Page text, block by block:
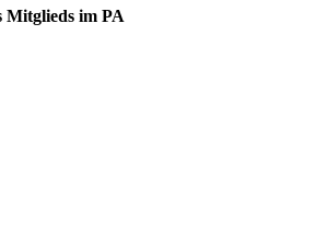
Mitglieds im PA